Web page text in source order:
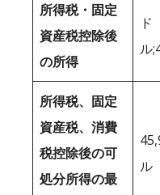
所得税・固定
資産税控除後
の所得
ド
ル
所得税、固定
資産税、消費
税控除後の可
処分所得の最
ル